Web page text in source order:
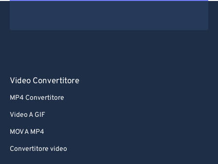
Video Convertitore
MP4 Convertitore
Video A GIF
MOV A MP4
Convertitore video